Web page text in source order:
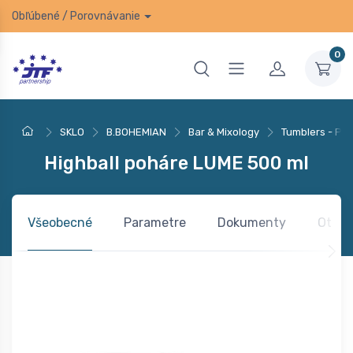
Obľúbené / Porovnávanie
0
SKLO B.BOHEMIAN Bar & Mixology Tumblers -
Highball poháre LUME 500 ml
Všeobecné Parametre Dokumenty